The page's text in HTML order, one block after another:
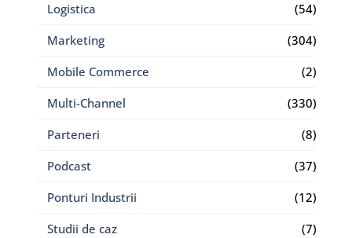
Logistica
(54)
Marketing
(304)
Mobile Commerce
(2)
Multi-Channel
(330)
Parteneri
(8)
Podcast
(37)
Ponturi Industrii
(12)
Studii de caz
(7)